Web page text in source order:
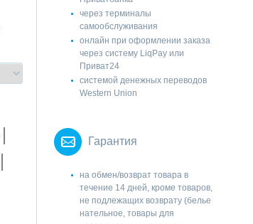
через терминалы
самообслуживания
онлайн при оформлении заказа
через систему LiqPay или
Приват24
системой денежных переводов
Western Union
Гарантия
на обмен/возврат товара в
течение 14 дней, кроме товаров,
не подлежащих возврату (белье
нательное, товары для